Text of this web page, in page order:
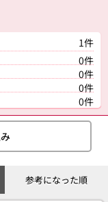
1件
0件
0件
0件
0件
参考になった順